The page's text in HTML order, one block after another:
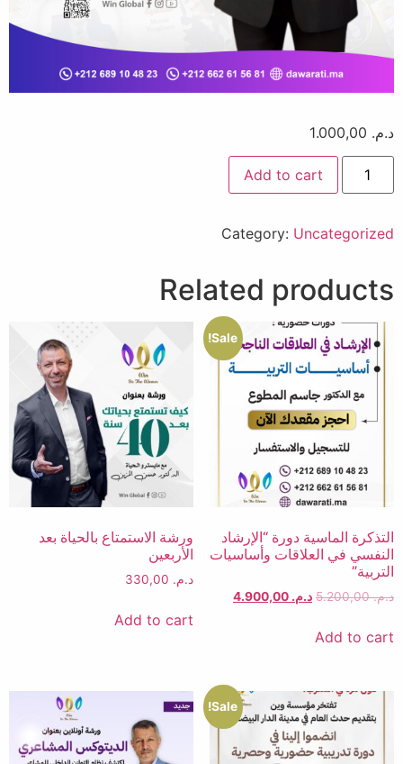
د.م.
Add to cart
Category: Uncategorized
Related products
Sale!
التذكرة الماسية دورة “الإرشاد
النفسي في العلاقات وأساسيات
التربية”
د.م.5.200,00 د.م.
Add to cart
ورشة الاستمتاع بالحياة بعد
الأربعين​
د.م.
Add to cart
Sale!